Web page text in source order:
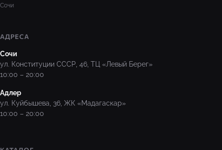
Сочи
АДРЕСА
Сочи
ул. Конституции СССР, 46, ТЦ «Левый Берег»
10:00 – 20:00
Адлер
ул. Куйбышева, 36, ЖК «Мадагаскар»
10:00 – 20:00